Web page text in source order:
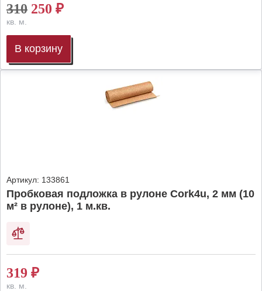
310 250 ₽
кв. м.
В корзину
Артикул: 133861
Пробковая подложка в рулоне Cork4u, 2 мм (10
м² в рулоне), 1 м.кв.
319 ₽
кв. м.